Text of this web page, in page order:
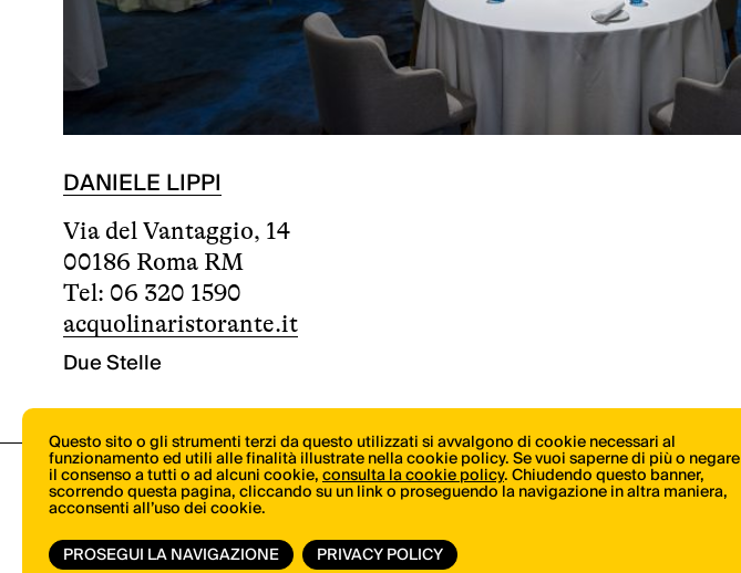
DANIELE LIPPI
Via del Vantaggio, 14
00186 Roma RM
Tel: 06 320 1590
acquolinaristorante.it
Due Stelle
Questo sito o gli strumenti terzi da questo utilizzati si avvalgono di cookie necessari al
funzionamento ed utili alle finalità illustrate nella cookie policy. Se vuoi saperne di più o negare
il consenso a tutti o ad alcuni cookie,consulta la cookie policy. Chiudendo questo banner,
scorrendo questa pagina, cliccando su un link o proseguendo la navigazione in altra maniera,
acconsenti all’uso dei cookie.
PROSEGUI LA NAVIGAZIONE
PRIVACY POLICY